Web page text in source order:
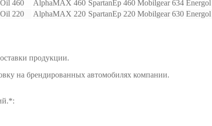
460 AlphaMAX 460 SpartanEp 460 Mobilgear 634
220 AlphaMAX 220 SpartanEp 220 Mobilgear 630
продукции.
на брендированных автомобилях компании.